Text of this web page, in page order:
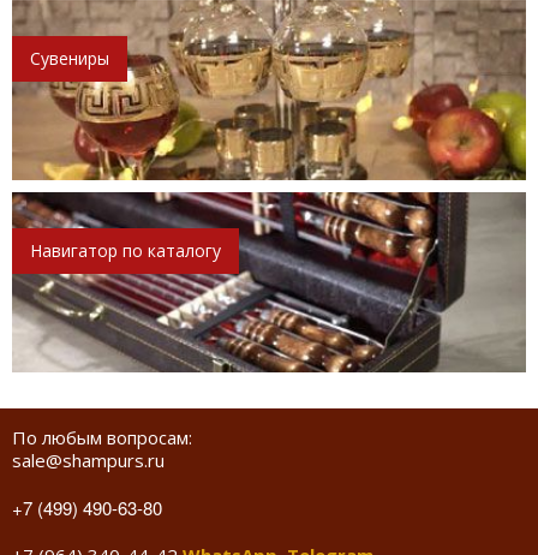
Сувениры
Навигатор по каталогу
По любым вопросам:
sale@shampurs.ru
+7 (499) 490-63-80